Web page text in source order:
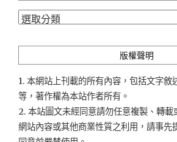
分
版權聲明
1. 本網站上刊載的所有內容，包括文字敘
等，著作權為本站作者所有。
2. 本站圖文未經同意請勿任意複製、轉載
網站內容或其他商業性質之利用，請事先